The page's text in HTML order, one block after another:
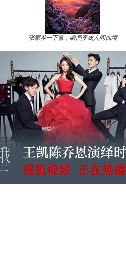
张家界一下雪，瞬间变成人间仙境